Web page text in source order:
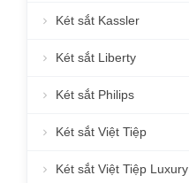
Két sắt Kassler
Két sắt Liberty
Két sắt Philips
Két sắt Việt Tiệp
Két sắt Việt Tiệp Luxury